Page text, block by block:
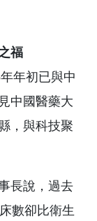
福
年初已與中
中國醫藥大
，與科技聚
長說，過去
數卻比衛生